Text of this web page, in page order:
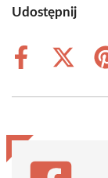
Udostępnij
Share
Share
(Twitter)